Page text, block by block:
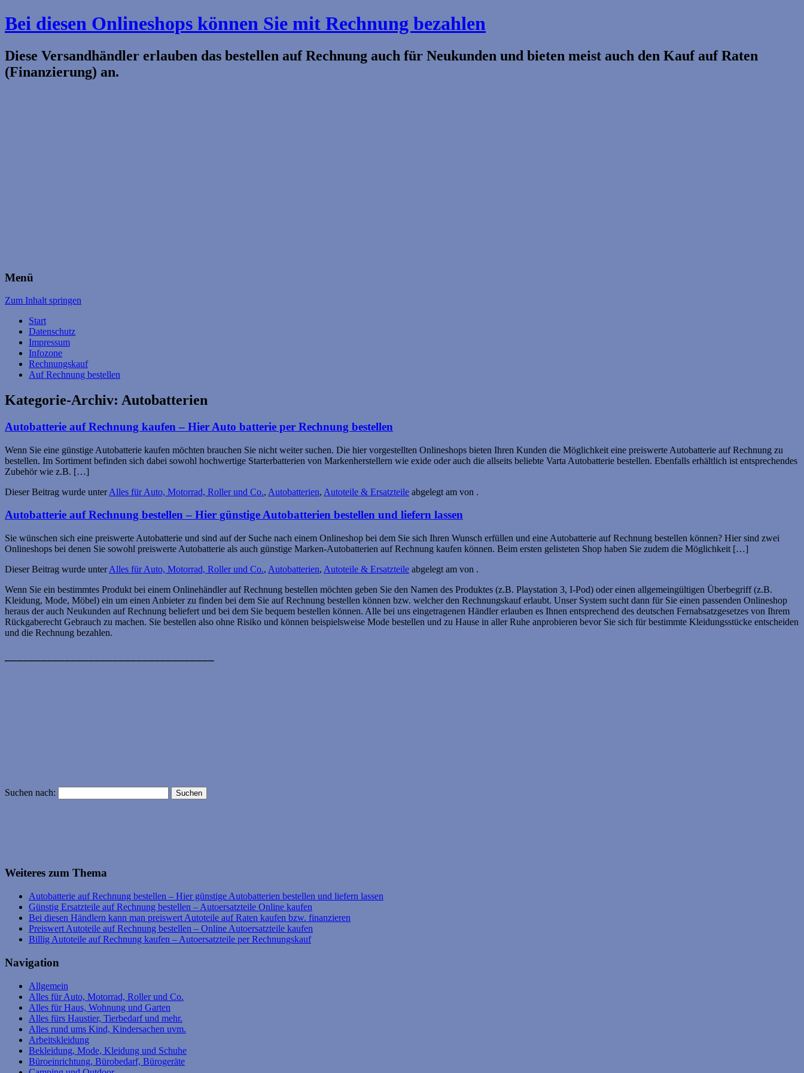
Bei diesen Onlineshops können Sie mit Rechnung bezahlen
Diese Versandhändler erlauben das bestellen auf Rechnung auch für Neukunden und bieten meist auch den Kauf auf Raten
(Finanzierung) an.
Menü
Zum Inhalt springen
Start
Datenschutz
Impressum
Infozone
Rechnungskauf
Auf Rechnung bestellen
Kategorie-Archiv: Autobatterien
Autobatterie auf Rechnung kaufen – Hier Auto batterie per Rechnung bestellen
Wenn Sie eine günstige Autobatterie kaufen möchten brauchen Sie nicht weiter suchen. Die hier vorgestellten Onlineshops bieten Ihren Kunden die Möglichkeit eine preiswerte Autobatterie auf Rechnung zu
bestellen. Im Sortiment befinden sich dabei sowohl hochwertige Starterbatterien von Markenherstellern wie exide oder auch die allseits beliebte Varta Autobatterie bestellen. Ebenfalls erhältlich ist entsprechendes
Zubehör wie z.B. […]
Dieser Beitrag wurde unterAlles für Auto, Motorrad, Roller und Co., Autobatterien, Autoteile & Ersatzteile abgelegt am von .
Autobatterie auf Rechnung bestellen – Hier günstige Autobatterien bestellen und liefern lassen
Sie wünschen sich eine preiswerte Autobatterie und sind auf der Suche nach einem Onlineshop bei dem Sie sich Ihren Wunsch erfüllen und eine Autobatterie auf Rechnung bestellen können? Hier sind zwei
Onlineshops bei denen Sie sowohl preiswerte Autobatterie als auch günstige Marken-Autobatterien auf Rechnung kaufen können. Beim ersten gelisteten Shop haben Sie zudem die Möglichkeit […]
Dieser Beitrag wurde unterAlles für Auto, Motorrad, Roller und Co., Autobatterien, Autoteile & Ersatzteile abgelegt am von .
Wenn Sie ein bestimmtes Produkt bei einem Onlinehändler auf Rechnung bestellen möchten geben Sie den Namen des Produktes (z.B. Playstation 3, I-Pod) oder einen allgemeingültigen Überbegriff (z.B.
Kleidung, Mode, Möbel) ein um einen Anbieter zu finden bei dem Sie auf Rechnung bestellen können bzw. welcher den Rechnungskauf erlaubt. Unser System sucht dann für Sie einen passenden Onlineshop
heraus der auch Neukunden auf Rechnung beliefert und bei dem Sie bequem bestellen können. Alle bei uns eingetragenen Händler erlauben es Ihnen entsprechend des deutschen Fernabsatzgesetzes von Ihrem
Rückgaberecht Gebrauch zu machen. Sie bestellen also ohne Risiko und können beispielsweise Mode bestellen und zu Hause in aller Ruhe anprobieren bevor Sie sich für bestimmte Kleidungsstücke entscheiden
und die Rechnung bezahlen.
Suchen nach:
Weiteres zum Thema
Autobatterie auf Rechnung bestellen – Hier günstige Autobatterien bestellen und liefern lassen
Günstig Ersatzteile auf Rechnung bestellen – Autoersatzteile Online kaufen
Bei diesen Händlern kann man preiswert Autoteile auf Raten kaufen bzw. finanzieren
Preiswert Autoteile auf Rechnung bestellen – Online Autoersatzteile kaufen
Billig Autoteile auf Rechnung kaufen – Autoersatzteile per Rechnungskauf
Navigation
Allgemein
Alles für Auto, Motorrad, Roller und Co.
Alles für Haus, Wohnung und Garten
Alles fürs Haustier, Tierbedarf und mehr.
Alles rund ums Kind, Kindersachen uvm.
Arbeitskleidung
Bekleidung, Mode, Kleidung und Schuhe
Büroeinrichtung, Bürobedarf, Bürogeräte